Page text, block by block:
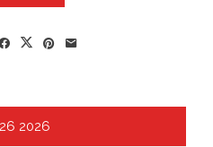
26 2026